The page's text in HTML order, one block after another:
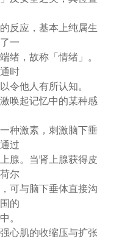
反应，基本上纯属生
一
绪，故称「情绪」。
时
令他人有所认知。
唤起记忆中的某种感
种激素，刺激脑下垂
过
腺。当肾上腺获得皮
尔
可与脑下垂体直接沟
的
。
心肌的收缩压与扩张